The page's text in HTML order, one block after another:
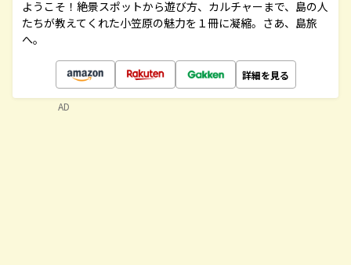
ようこそ！絶景スポットから遊び方、カルチャーまで、島の人
たちが教えてくれた小笠原の魅力を１冊に凝縮。さあ、島旅
へ。
詳細を見る
AD